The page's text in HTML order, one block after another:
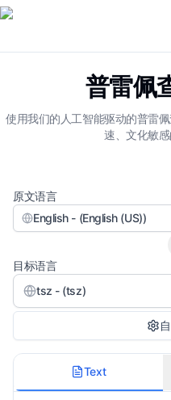
普雷佩
使用我们的人工智能驱动的普雷
速、文化敏感
原文语言
English - (English (US))
目标语言
tsz - (tsz)
未指定
Text